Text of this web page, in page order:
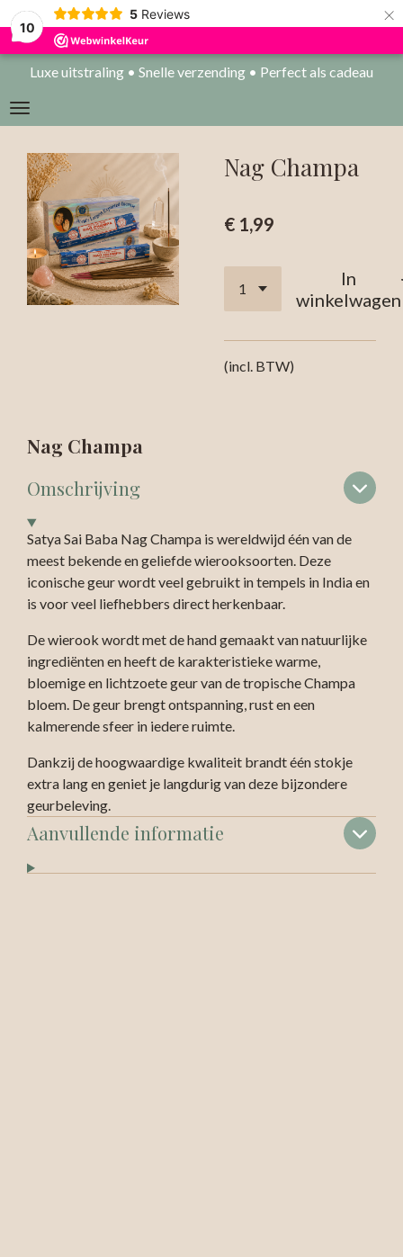
10
5 Reviews ×
Luxe uitstraling • Snelle verzending • Perfect als cadeau
Nag Champa
€ 1,99
In
winkelwagen
(incl. BTW)
Nag Champa
Omschrijving
Satya Sai Baba Nag Champa is wereldwijd één van de
meest bekende en geliefde wierooksoorten. Deze
iconische geur wordt veel gebruikt in tempels in India en
is voor veel liefhebbers direct herkenbaar.
De wierook wordt met de hand gemaakt van natuurlijke
ingrediënten en heeft de karakteristieke warme,
bloemige en lichtzoete geur van de tropische Champa
bloem. De geur brengt ontspanning, rust en een
kalmerende sfeer in iedere ruimte.
Dankzij de hoogwaardige kwaliteit brandt één stokje
extra lang en geniet je langdurig van deze bijzondere
geurbeleving.
Aanvullende informatie